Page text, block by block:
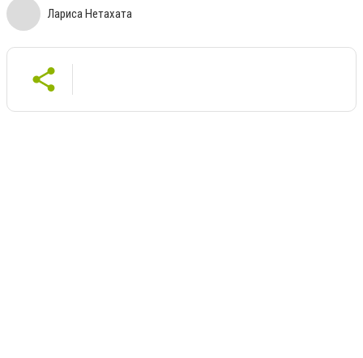
Лариса Нетахата